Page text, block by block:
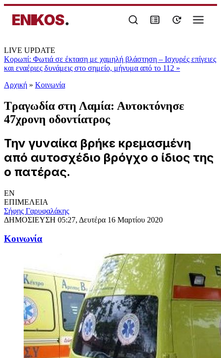
ENIKOS.
LIVE UPDATE
Κορωπί: Φωτιά σε έκταση με χαμηλή βλάστηση – Ισχυρές επίγειες
και εναέριες δυνάμεις στο σημείο, μήνυμα από το 112 »
Αρχική » Κοινωνία
Τραγωδία στη Λαμία: Αυτοκτόνησε
47χρονη οδοντίατρος
Την γυναίκα βρήκε κρεμασμένη
από αυτοσχέδιο βρόγχο ο ίδιος της
ο πατέρας.
EN
ΕΠΙΜΕΛΕΙΑ
Σήφης Γαρυφαλάκης
ΔΗΜΟΣΙΕΥΣΗ 05:27, Δευτέρα 16 Μαρτίου 2020
Κοινωνία